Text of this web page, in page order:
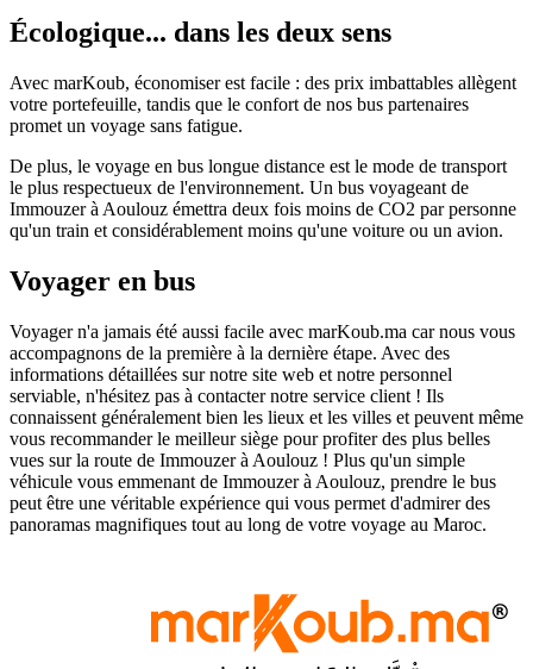
Écologique... dans les deux sens
Avec marKoub, économiser est facile : des prix imbattables allègent
votre portefeuille, tandis que le confort de nos bus partenaires
promet un voyage sans fatigue.
De plus, le voyage en bus longue distance est le mode de transport
le plus respectueux de l'environnement. Un bus voyageant de
Immouzer à Aoulouz émettra deux fois moins de CO2 par personne
qu'un train et considérablement moins qu'une voiture ou un avion.
Voyager en bus
Voyager n'a jamais été aussi facile avec marKoub.ma car nous vous
accompagnons de la première à la dernière étape. Avec des
informations détaillées sur notre site web et notre personnel
serviable, n'hésitez pas à contacter notre service client ! Ils
connaissent généralement bien les lieux et les villes et peuvent même
vous recommander le meilleur siège pour profiter des plus belles
vues sur la route de Immouzer à Aoulouz ! Plus qu'un simple
véhicule vous emmenant de Immouzer à Aoulouz, prendre le bus
peut être une véritable expérience qui vous permet d'admirer des
panoramas magnifiques tout au long de votre voyage au Maroc.